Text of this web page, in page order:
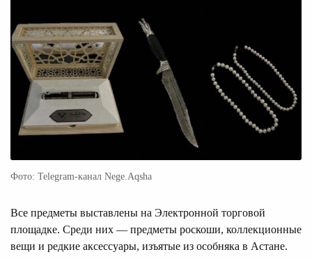
Фото: Telegram-канал Nege.Aqsha
Все предметы выставлены на Электронной торговой
площадке. Среди них — предметы роскоши, коллекционные
вещи и редкие аксессуары, изъятые из особняка в Астане.